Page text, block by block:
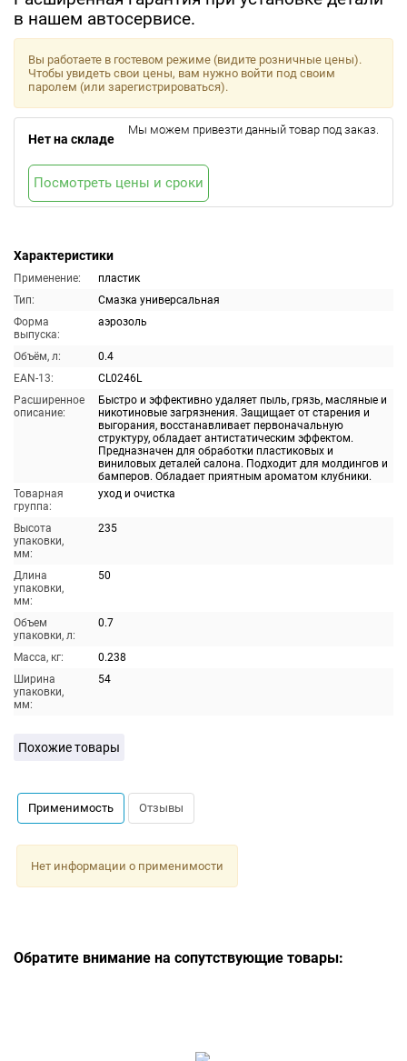
в нашем автосервисе.
Характеристики
Применение:
пластик
Тип:
Смазка универсальная
Форма
выпуска:
аэрозоль
Объём, л:
0.4
EAN-13:
CL0246L
Расширенное
описание:
Быстро и эффективно удаляет пыль, грязь, масляные и
никотиновые загрязнения. Защищает от старения и
выгорания, восстанавливает первоначальную
структуру, обладает антистатическим эффектом.
Предназначен для обработки пластиковых и
виниловых деталей салона. Подходит для молдингов и
бамперов. Обладает приятным ароматом клубники.
Товарная
группа:
уход и очистка
Высота
упаковки,
мм:
235
Длина
упаковки,
мм:
50
Объем
упаковки, л:
0.7
Масса, кг:
0.238
Ширина
упаковки,
мм:
54
Вы работаете в гостевом режиме (видите розничные цены).
Чтобы увидеть свои цены, вам нужно войти под своим
паролем (или зарегистрироваться).
Нет на складе
Мы можем привезти данный товар под заказ.
Посмотреть цены и сроки
Похожие товары
Применимость Отзывы
Нет информации о применимости
Обратите внимание на сопутствующие товары: